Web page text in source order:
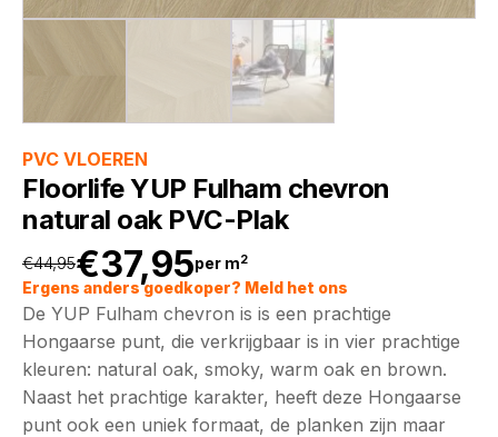
PVC VLOEREN
Floorlife YUP Fulham chevron
natural oak PVC-Plak
€44,95
Oorspronkelijke
prijs
was:
€37,95
Huidige
prijs
is:
per m2
Ergens anders goedkoper? Meld het ons
De YUP Fulham chevron is is een prachtige
Hongaarse punt, die verkrijgbaar is in vier prachtige
kleuren: natural oak, smoky, warm oak en brown.
Naast het prachtige karakter, heeft deze Hongaarse
punt ook een uniek formaat, de planken zijn maar